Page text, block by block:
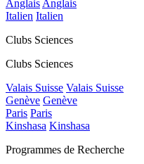
Anglais Anglais
Italien Italien
Clubs Sciences
Clubs Sciences
Valais Suisse Valais Suisse
Genève Genève
Paris Paris
Kinshasa Kinshasa
Programmes de Recherche